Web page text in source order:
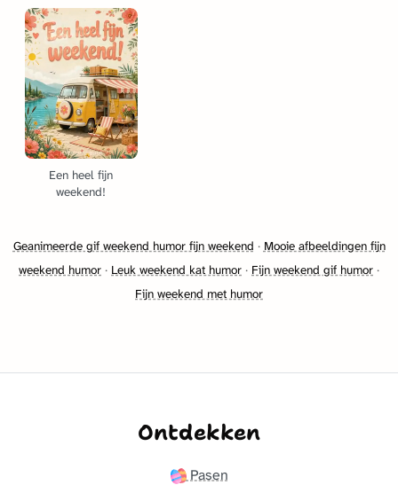
Een heel fijn
weekend!
Geanimeerde gif weekend humor fijn weekend · Mooie afbeeldingen fijn
weekend humor · Leuk weekend kat humor · Fijn weekend gif humor ·
Fijn weekend met humor
Ontdekken
Pasen